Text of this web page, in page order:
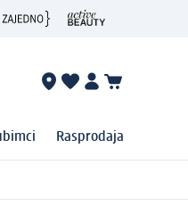
Rasprodaja